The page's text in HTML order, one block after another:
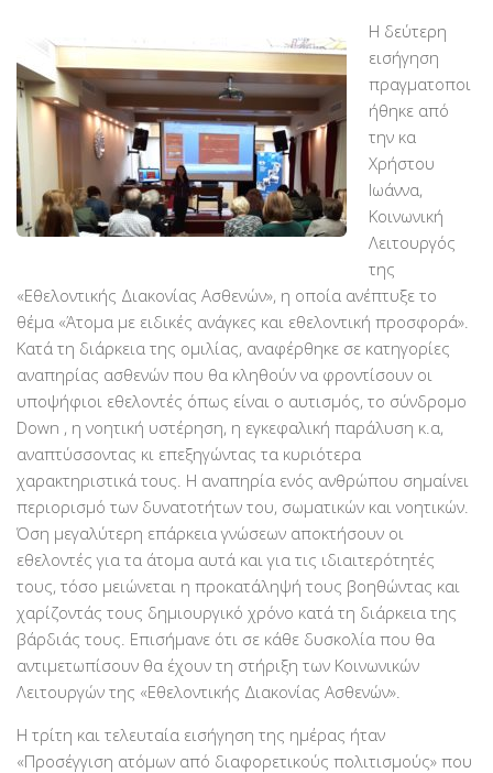
Η δεύτερη
εισήγηση
πραγματοποι
ήθηκε από
την κα
Χρήστου
Ιωάννα,
Κοινωνική
Λειτουργός
της
«Εθελοντικής Διακονίας Ασθενών», η οποία ανέπτυξε το
θέμα «Άτομα με ειδικές ανάγκες και εθελοντική προσφορά».
Κατά τη διάρκεια της ομιλίας, αναφέρθηκε σε κατηγορίες
αναπηρίας ασθενών που θα κληθούν να φροντίσουν οι
υποψήφιοι εθελοντές όπως είναι ο αυτισμός, το σύνδρομο
Down , η νοητική υστέρηση, η εγκεφαλική παράλυση κ.α,
αναπτύσσοντας κι επεξηγώντας τα κυριότερα
χαρακτηριστικά τους. Η αναπηρία ενός ανθρώπου σημαίνει
περιορισμό των δυνατοτήτων του, σωματικών και νοητικών.
Όση μεγαλύτερη επάρκεια γνώσεων αποκτήσουν οι
εθελοντές για τα άτομα αυτά και για τις ιδιαιτερότητές
τους, τόσο μειώνεται η προκατάληψή τους βοηθώντας και
χαρίζοντάς τους δημιουργικό χρόνο κατά τη διάρκεια της
βάρδιάς τους. Επισήμανε ότι σε κάθε δυσκολία που θα
αντιμετωπίσουν θα έχουν τη στήριξη των Κοινωνικών
Λειτουργών της «Εθελοντικής Διακονίας Ασθενών».
Η τρίτη και τελευταία εισήγηση της ημέρας ήταν
«Προσέγγιση ατόμων από διαφορετικούς πολιτισμούς» που